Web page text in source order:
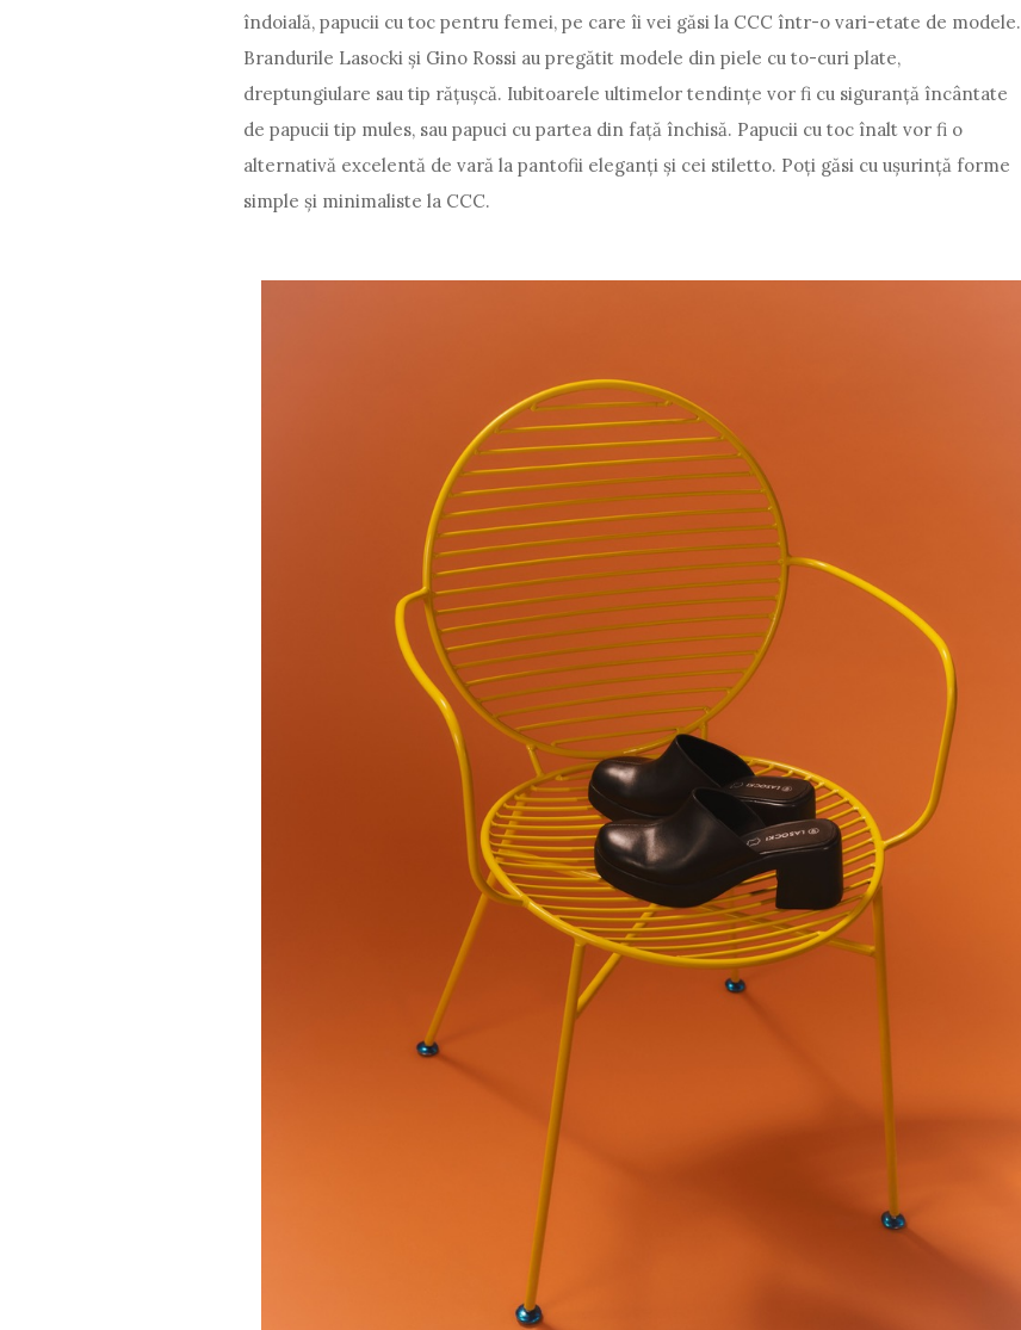
îndoială, papucii cu toc pentru femei, pe care îi vei găsi la CCC într-o vari-etate de modele.
Brandurile Lasocki și Gino Rossi au pregătit modele din piele cu to-curi plate,
dreptungiulare sau tip rățușcă. Iubitoarele ultimelor tendințe vor fi cu siguranță încântate
de papucii tip mules, sau papuci cu partea din față închisă. Papucii cu toc înalt vor fi o
alternativă excelentă de vară la pantofii eleganți și cei stiletto. Poți găsi cu ușurință forme
simple și minimaliste la CCC.